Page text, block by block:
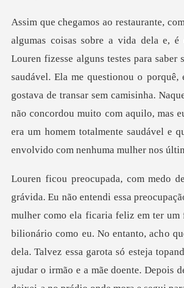
saber
saudável. Ela me questionou o porquê,
gostava de transar sem camisinha.
não concor
ia feliz em ter um
bilionário como eu. No entanto, acho
dela. Talvez essa garota só esteja to